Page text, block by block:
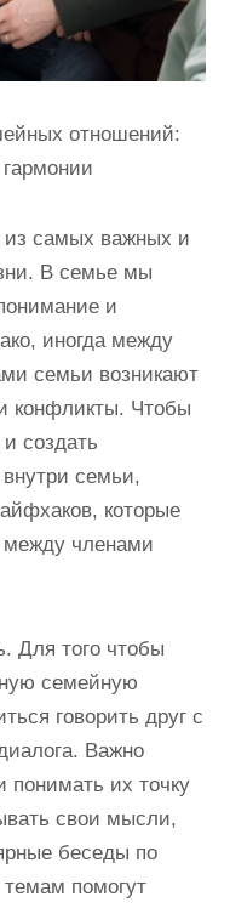
отношений:
самых важных и
В семье мы
и
иногда между
семьи возникают
конфликты. Чтобы
создать
семьи,
которые
между членами
Для того чтобы
семейную
говорить друг с
Важно
понимать их точку
свои мысли,
беседы по
помогут